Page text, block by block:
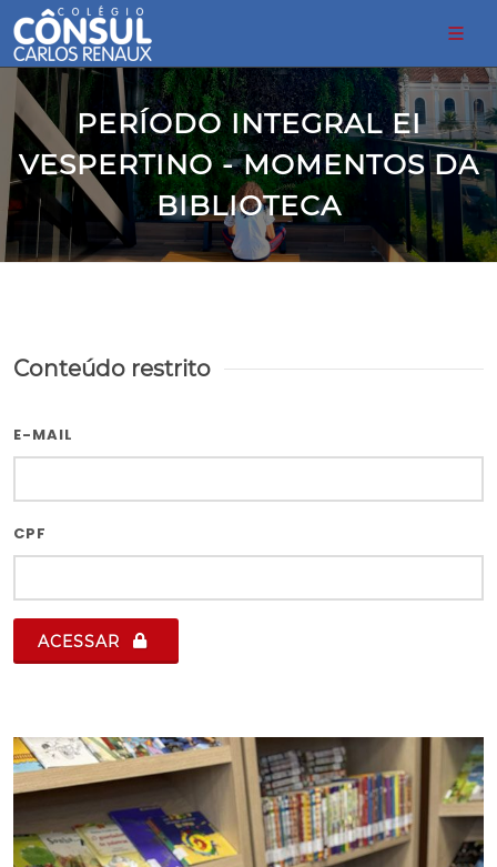
PERÍODO INTEGRAL EI
VESPERTINO - MOMENTOS DA
BIBLIOTECA
Conteúdo restrito
E-MAIL
CPF
ACESSAR